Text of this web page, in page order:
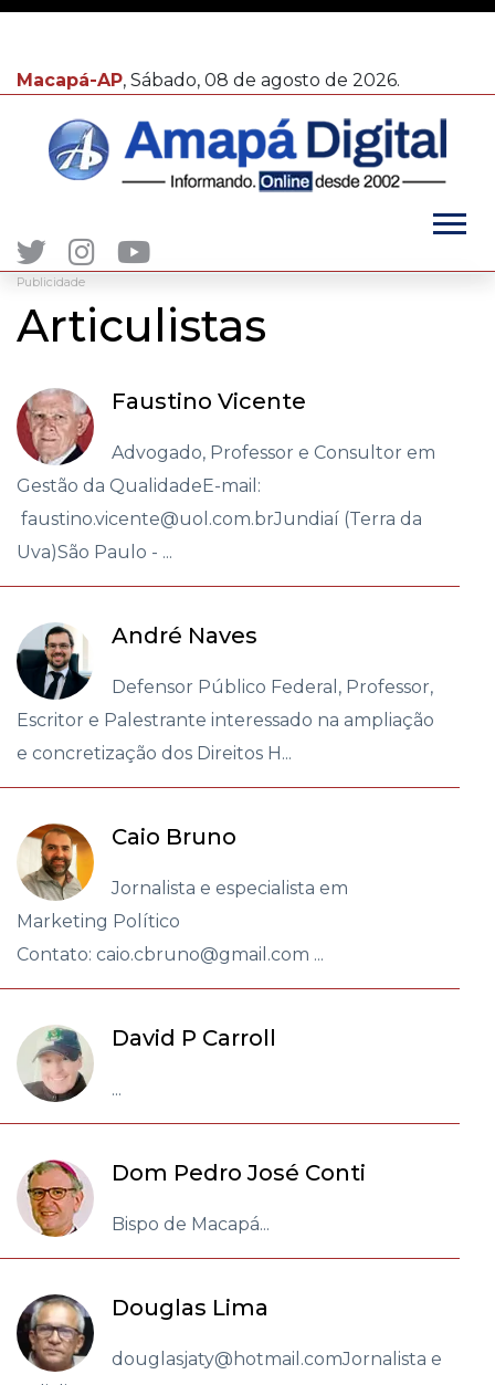
Macapá-AP, Sábado, 08 de agosto de 2026.
Publicidade
Articulistas
Faustino Vicente
Advogado, Professor e Consultor em
Gestão da QualidadeE-mail:
faustino.vicente@uol.com.brJundiaí (Terra da
Uva)São Paulo - ...
André Naves
Defensor Público Federal, Professor,
Escritor e Palestrante interessado na ampliação
e concretização dos Direitos H...
Caio Bruno
Jornalista e especialista em
Marketing Político
Contato: caio.cbruno@gmail.com ...
David P Carroll
...
Dom Pedro José Conti
Bispo de Macapá...
Douglas Lima
douglasjaty@hotmail.comJornalista e